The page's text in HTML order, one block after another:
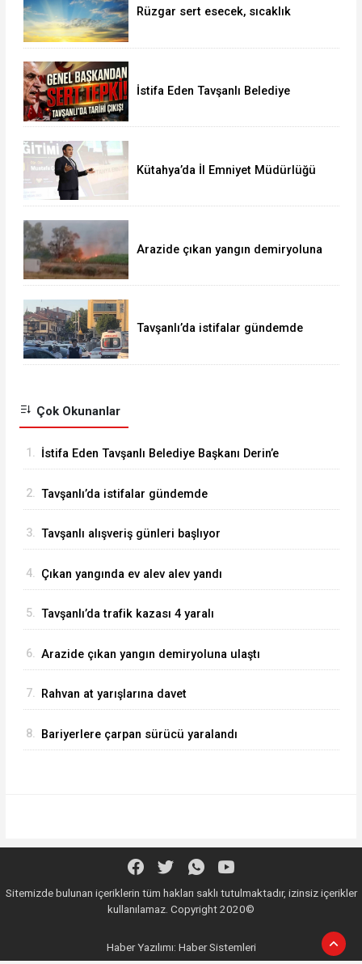
Rüzgar sert esecek, sıcaklık
İstifa Eden Tavşanlı Belediye
Kütahya’da İl Emniyet Müdürlüğü
Arazide çıkan yangın demiryoluna
Tavşanlı’da istifalar gündemde
Çok Okunanlar
1. İstifa Eden Tavşanlı Belediye Başkanı Derin’e
2. Tavşanlı’da istifalar gündemde
3. Tavşanlı alışveriş günleri başlıyor
4. Çıkan yangında ev alev alev yandı
5. Tavşanlı’da trafik kazası 4 yaralı
6. Arazide çıkan yangın demiryoluna ulaştı
7. Rahvan at yarışlarına davet
8. Bariyerlere çarpan sürücü yaralandı
Sitemizde bulunan içeriklerin tüm hakları saklı tutulmaktadır, izinsiz içerikler
kullanılamaz. Copyright 2020©
Haber Yazılımı: Haber Sistemleri